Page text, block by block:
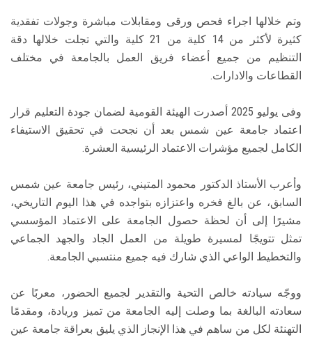
وتم خلالها اجراء فحص ورقى ومقابلات مباشرة وجولات تفقدية
كثيرة لأكثر من 14 كلية من 21 كلية والتي تجلت خلالها دقة
التنظيم من جميع أعضاء فريق العمل بالجامعة في مختلف
القطاعات والادارات.
وفى يوليو 2025 أصدرت الهيئة القومية لضمان جودة التعليم قرار
اعتماد جامعة عين شمس بعد أن نجحت في تحقيق الاستيفاء
الكامل لجميع مؤشرات الاعتماد الرئيسية العشرة.
وأعرب الأستاذ الدكتور محمود المتيني، رئيس جامعة عين شمس
السابق، عن بالغ فخره واعتزازه بتواجده في هذا اليوم التاريخي،
مشيرًا إلى أن لحظة حصول الجامعة على الاعتماد المؤسسي
تمثل تتويجًا لمسيرة طويلة من العمل الجاد والجهد الجماعي
والتخطيط الواعي الذي شارك فيه جميع منتسبي الجامعة.
ووجّه سيادته خالص التحية والتقدير لجميع الحضور، معربًا عن
سعادته البالغة بما وصلت إليه الجامعة من تميز وريادة، ومقدمًا
التهنئة لكل من ساهم في هذا الإنجاز الذي يليق بعراقة جامعة عين